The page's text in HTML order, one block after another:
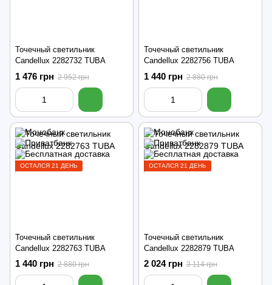
Точечный светильник
Candellux 2282732 TUBA
1 476 грн 2 952 грн
Точечный светильник
Candellux 2282756 TUBA
1 440 грн 2 880 грн
ОСТАЛСЯ 21 ДЕНЬ
Точечный светильник
Candellux 2282763 TUBA
1 440 грн 2 880 грн
ОСТАЛСЯ 21 ДЕНЬ
Точечный светильник
Candellux 2282879 TUBA
2 024 грн 3 114 грн